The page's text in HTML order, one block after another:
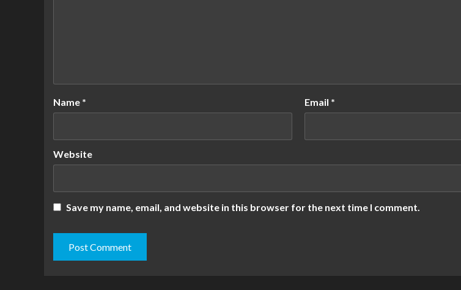
Name * Email *
Website
Save my name, email, and website in this browser for the next time I comment.